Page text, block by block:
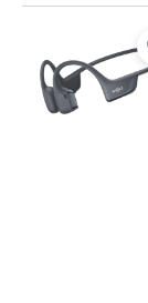
Beoordeling is 9,1